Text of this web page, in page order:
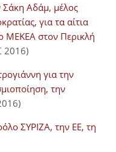
Σάκη Αδάμ, μέλος
για τα αίτια
ΜΕΚΕΑ στον Περικλή
2016)
για την
την
ΣΥΡΙΖΑ, την ΕΕ, τη